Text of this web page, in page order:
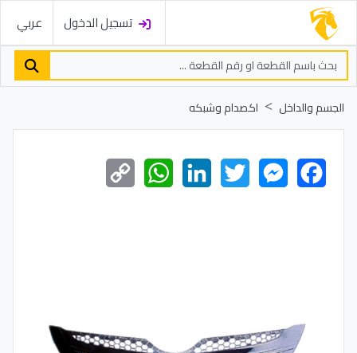
تسجيل الدخول عربي
الجسم والداخل اكصدام وشبكه
Facebook
Messenger
Twitter
LinkedIn
WhatsApp
Copy
Link